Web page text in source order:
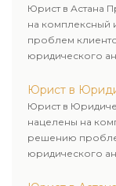
Юрист в Астана
на комплексный
проблем
юридического
Юрист в
Юрист в
нацелены на
решению
юридического